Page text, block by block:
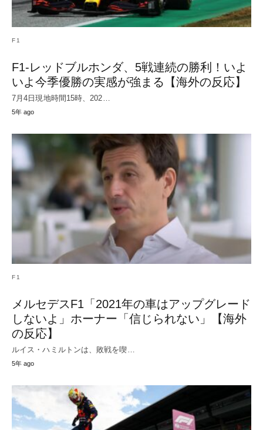
F1
F1-レッドブルホンダ、5戦連続の勝利！いよ
いよ今季優勝の実感が強まる【海外の反応】
7月4日現地時間15時、202…
5年 ago
F1
メルセデスF1「2021年の車はアップグレード
しないよ」ホーナー「信じられない」【海外
の反応】
ルイス・ハミルトンは、敗戦を喫…
5年 ago